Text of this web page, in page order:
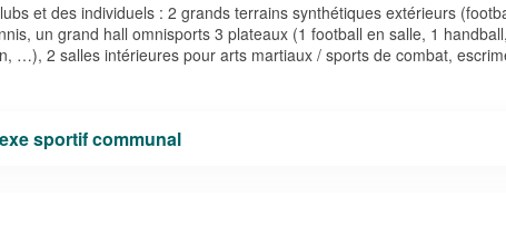
et des individuels : 2 grands terrains synthétiques extérieurs
un grand hall omnisports 3 plateaux (1 football en salle, 1
…), 2 salles intérieures pour arts martiaux / sports de combat,
sportif communal